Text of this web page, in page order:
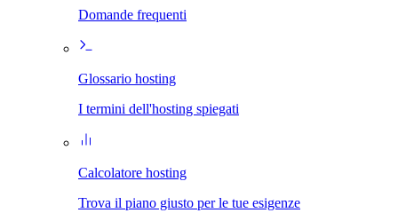
Domande frequenti
Glossario hosting
I termini dell'hosting spiegati
Calcolatore hosting
Trova il piano giusto per le tue esigenze